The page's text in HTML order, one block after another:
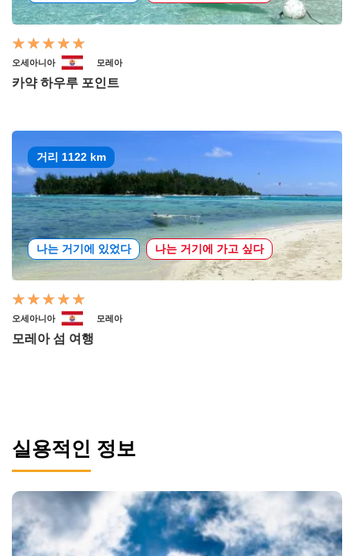
오세아니아 모레아
카약 하우루 포인트
거리 1122 km
나는 거기에 있었다 나는 거기에 가고 싶다
오세아니아 모레아
모레아 섬 여행
실용적인 정보